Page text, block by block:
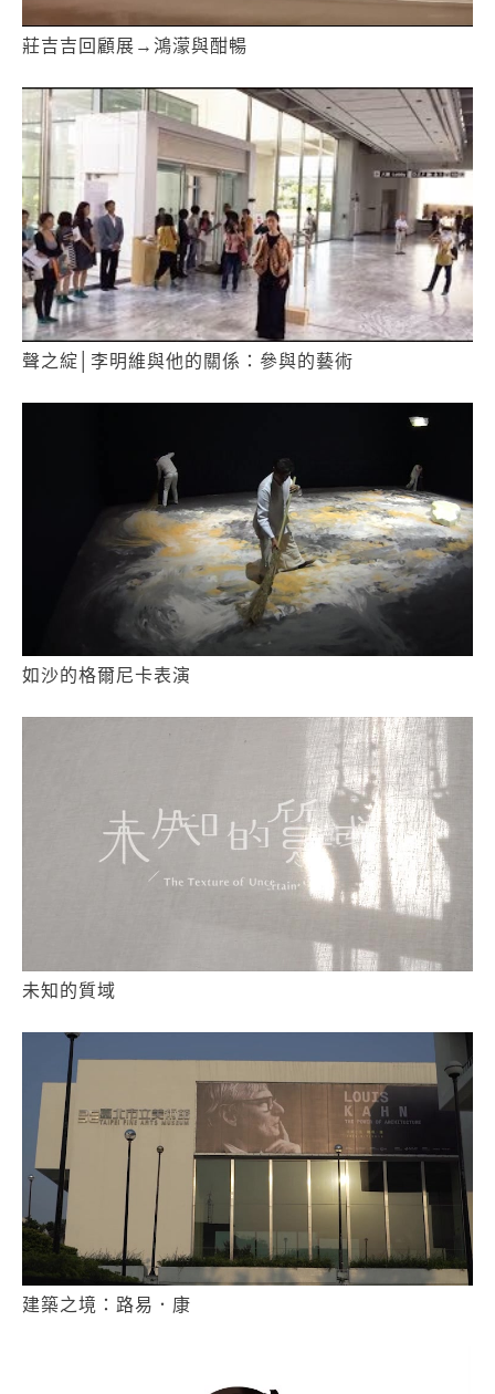
莊吉吉回顧展→鴻濛與酣暢
聲之綻│李明維與他的關係：參與的藝術
如沙的格爾尼卡表演
未知的質域
建築之境：路易．康